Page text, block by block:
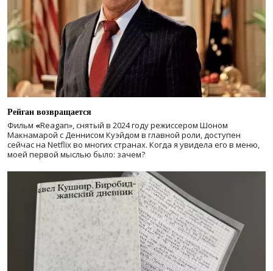
Рейган возвращается
Фильм «Reagan», снятый в 2024 годурежиссером Шоном
Макнамарой с Деннисом Куэйдом в главной роли, доступен
сейчас на Netflix во многих странах. Когда я увидела его в меню,
моей первой мыслью было: зачем?